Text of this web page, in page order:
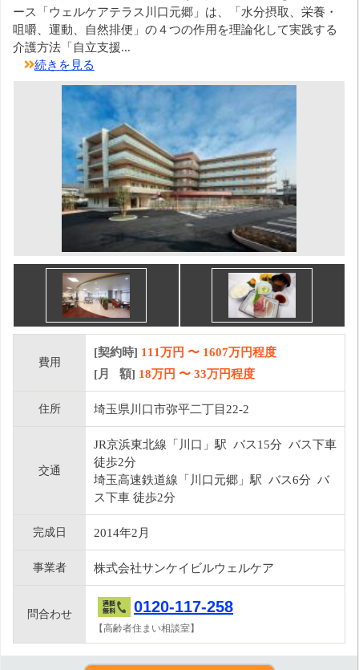
ース「ウェルケアテラス川口元郷」は、「水分摂取、栄養・
咀嚼、運動、自然排便」の４つの作用を理論化して実践する
介護方法「自立支援...
続きを見る
費用
[契約時] 111万円 〜 1607万円程度
[月 額] 18万円 〜 33万円程度
住所 埼玉県川口市弥平二丁目22-2
交通
JR京浜東北線「川口」駅 バス15分 バス下車
徒歩2分
埼玉高速鉄道線「川口元郷」駅 バス6分 バ
ス下車 徒歩2分
完成日 2014年2月
事業者 株式会社サンケイビルウェルケア
問合わせ 0120-117-258
【高齢者住まい相談室】